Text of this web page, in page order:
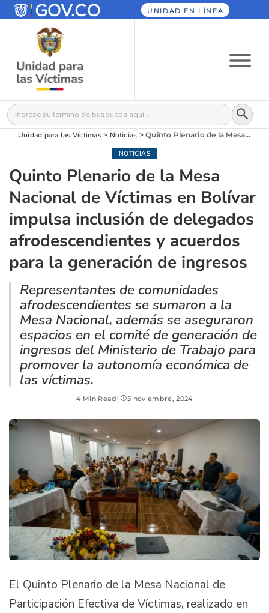
UNIDAD EN LÍNEA
Buscar: Botón
Unidad para las Víctimas> Noticias >Quinto Plenario de la Mesa Nacional de Víctimas en Bolívar impulsa inclusión de delegados afrodescendientes y acuerdos para la generación de ingresos
NOTICIAS
Quinto Plenario de la Mesa
Nacional de Víctimas en Bolívar
impulsa inclusión de delegados
afrodescendientes y acuerdos
para la generación de ingresos
Representantes de comunidades
afrodescendientes se sumaron a la
Mesa Nacional, además se aseguraron
espacios en el comité de generación de
ingresos del Ministerio de Trabajo para
promover la autonomía económica de
las víctimas.
4 Min Read 5 noviembre, 2024
El Quinto Plenario de la Mesa Nacional de
Participación Efectiva de Víctimas, realizado en